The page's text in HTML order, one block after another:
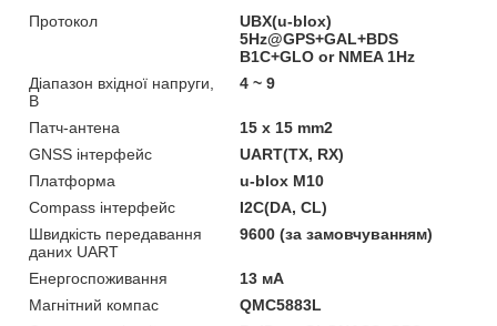
Протокол
UBX(u-blox)
5Hz@GPS+GAL+BDS
B1C+GLO or NMEA 1Hz
Діапазон вхідної напруги,
В
4 ~ 9
Патч-антена
15 x 15 mm2
GNSS інтерфейс
UART(TX, RX)
Платформа
u-blox M10
Compass інтерфейс
I2C(DA, CL)
Швидкість передавання
даних UART
9600 (за замовчуванням)
Енергоспоживання
13 мА
Магнітний компас
QMC5883L